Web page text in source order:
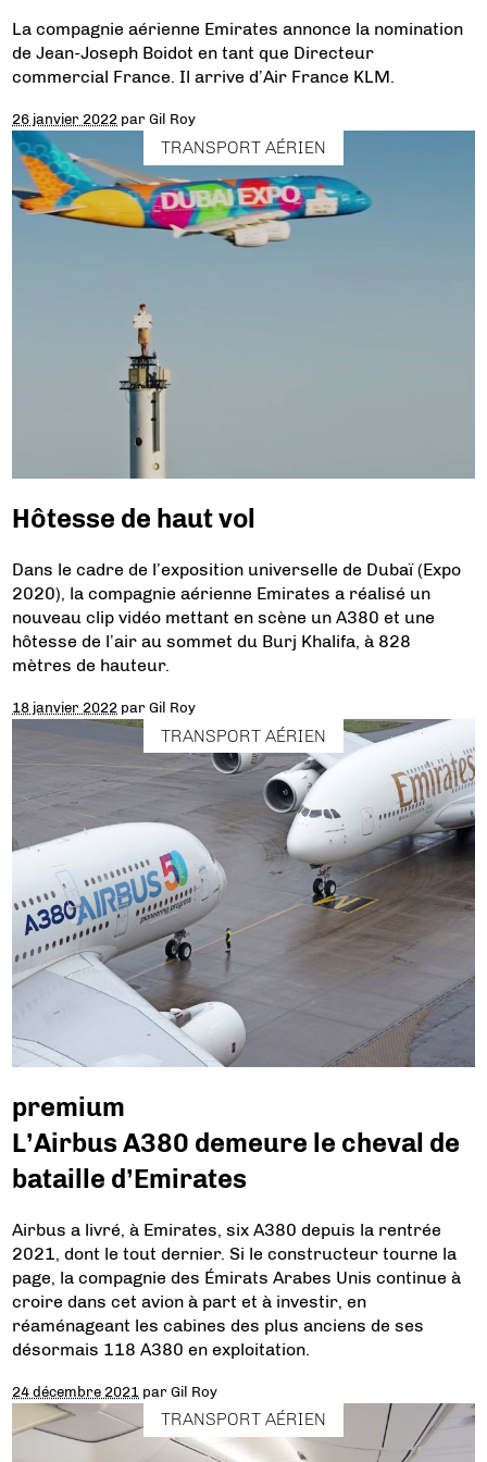
La compagnie aérienne Emirates annonce la nomination
de Jean-Joseph Boidot en tant que Directeur
commercial France. Il arrive d’Air France KLM.
26 janvier 2022 parGil Roy
TRANSPORT AÉRIEN
Hôtesse de haut vol
Dans le cadre de l’exposition universelle de Dubaï (Expo
2020), la compagnie aérienne Emirates a réalisé un
nouveau clip vidéo mettant en scène un A380 et une
hôtesse de l’air au sommet du Burj Khalifa, à 828
mètres de hauteur.
18 janvier 2022 parGil Roy
TRANSPORT AÉRIEN
premium
L’Airbus A380 demeure le cheval de
bataille d’Emirates
Airbus a livré, à Emirates, six A380 depuis la rentrée
2021, dont le tout dernier. Si le constructeur tourne la
page, la compagnie des Émirats Arabes Unis continue à
croire dans cet avion à part et à investir, en
réaménageant les cabines des plus anciens de ses
désormais 118 A380 en exploitation.
24 décembre 2021 parGil Roy
TRANSPORT AÉRIEN